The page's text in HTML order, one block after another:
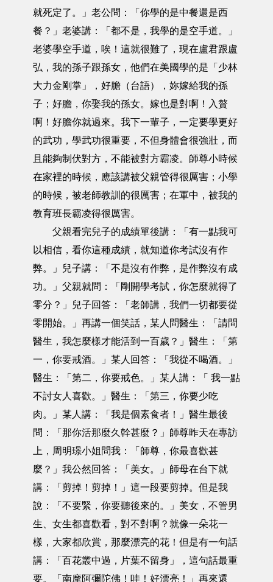
就死定了。」老公問：「你學的是中餐還是西
餐？」老婆講：「都不是，我學的是空手道。」
老婆學空手道，唉！這就很難了，現在盧君跟盧
弘，我的孫子跟孫女，他們在美國學的是「少林
大力金剛掌」，好膽（台語），妳嫁給我的孫
子；好膽，你娶我的孫女。嫁也是對啊！入贅
啊！好膽你就過來。我下一輩子，一定要學更好
的武功，學武功很重要，不但身體會很強壯，而
且能夠制伏對方，不能被對方霸凌。師尊小時候
在家裡的時候，應該講被父親管得很厲害；小學
的時候，被老師教訓的很厲害；在軍中，被我的
教育班長霸凌得很厲害。
父親看完兒子的成績單後講：「有一點我可
以相信，看你這種成績，就知道你考試沒有作
弊。」兒子講：「不是沒有作弊，是作弊沒有成
功。」父親就問：「剛開學考試，你怎麼就得了
零分？」兒子回答：「老師講，我們一切都要從
零開始。」再講一個笑話，某人問醫生：「請問
醫生，我怎麼樣才能活到一百歲？」醫生：「第
一，你要戒酒。」某人回答：「我從不喝酒。」
醫生：「第二，你要戒色。」某人講：「 我一點
不討女人喜歡。」醫生：「第三，你要少吃
肉。」某人講：「我是個素食者！」醫生最後
問：「那你活那麼久幹甚麼？」師尊昨天在專訪
上，周明璟小姐問我：「師尊，你最喜歡甚
麼？」我公然回答：「美女。」師母在台下就
講：「剪掉！剪掉！」這一段要剪掉。但是我
說：「不要緊，你要聽後來的。」美女，不管男
生、女生都喜歡看，對不對啊？就像一朵花一
樣，大家都欣賞，那麼漂亮的花！但是有一句話
講：「百花叢中過，片葉不留身」，這句話最重
要。「南摩阿彌陀佛！哇！好漂亮！」再來還